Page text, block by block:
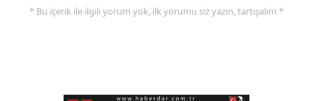
* Bu içerik ile ilgili yorum yok, ilk yorumu siz yazın, tartışalım *